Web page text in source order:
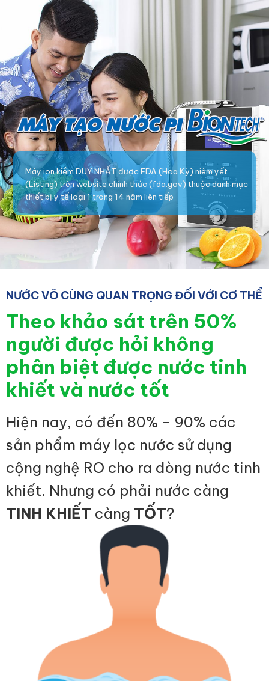
Máy ion kiềm DUY NHẤT được FDA (Hoa Kỳ) niêm yết
(Listing) trên website chính thức (fda.gov) thuộc danh mục
thiết bị y tế loại 1 trong 14 năm liên tiếp
NƯỚC VÔ CÙNG QUAN TRỌNG ĐỐI VỚI CƠ THỂ
Theo khảo sát trên 50%
người được hỏi không
phân biệt được nước tinh
khiết và nước tốt
Hiện nay, có đến 80% - 90% các
sản phẩm máy lọc nước sử dụng
cộng nghệ RO cho ra dòng nước tinh
khiết. Nhưng có phải nước càng
TINH KHIẾT càng TỐT?